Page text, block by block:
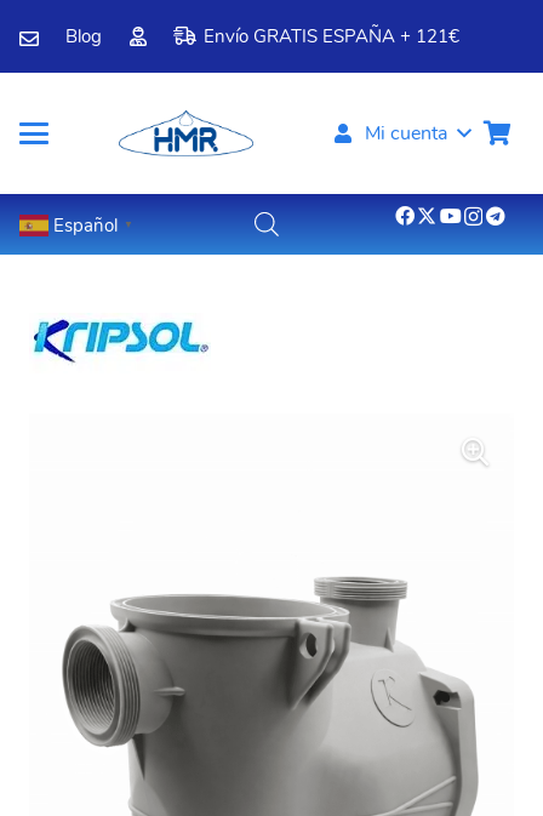
Blog Envío GRATIS ESPAÑA + 121€
Mi cuenta
Español ▼